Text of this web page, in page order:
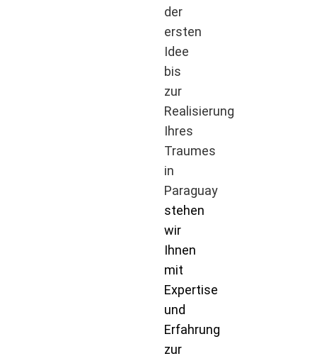
der
ersten
Idee
bis
zur
Realisierung
Ihres
Traumes
in
Paraguay
stehen
wir
Ihnen
mit
Expertise
und
Erfahrung
zur